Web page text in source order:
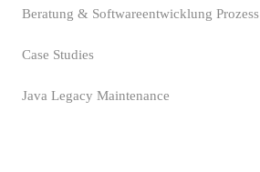
Beratung & Softwareentwicklung Prozess
Case Studies
Java Legacy Maintenance